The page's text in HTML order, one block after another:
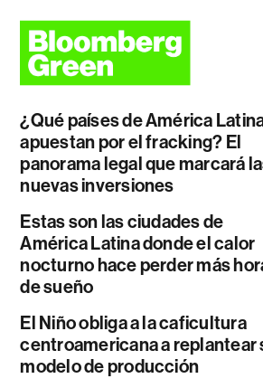
¿Qué países de América
apuestan por el fracking? El
panorama legal que marcará
nuevas inversiones
Estas son las ciudades de
América Latina donde el calor
nocturno hace perder más
de sueño
El Niño obliga a la caficultura
centroamericana a replantear
modelo de producción